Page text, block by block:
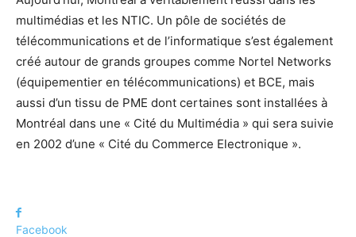
multimédias et les NTIC. Un pôle de sociétés de
télécommunications et de l’informatique s’est également
créé autour de grands groupes comme Nortel Networks
(équipementier en télécommunications) et BCE, mais
aussi d’un tissu de PME dont certaines sont installées à
Montréal dans une « Cité du Multi­média » qui sera suivie
en 2002 d’une « Cité du Commerce Elec­tronique ».
Facebook